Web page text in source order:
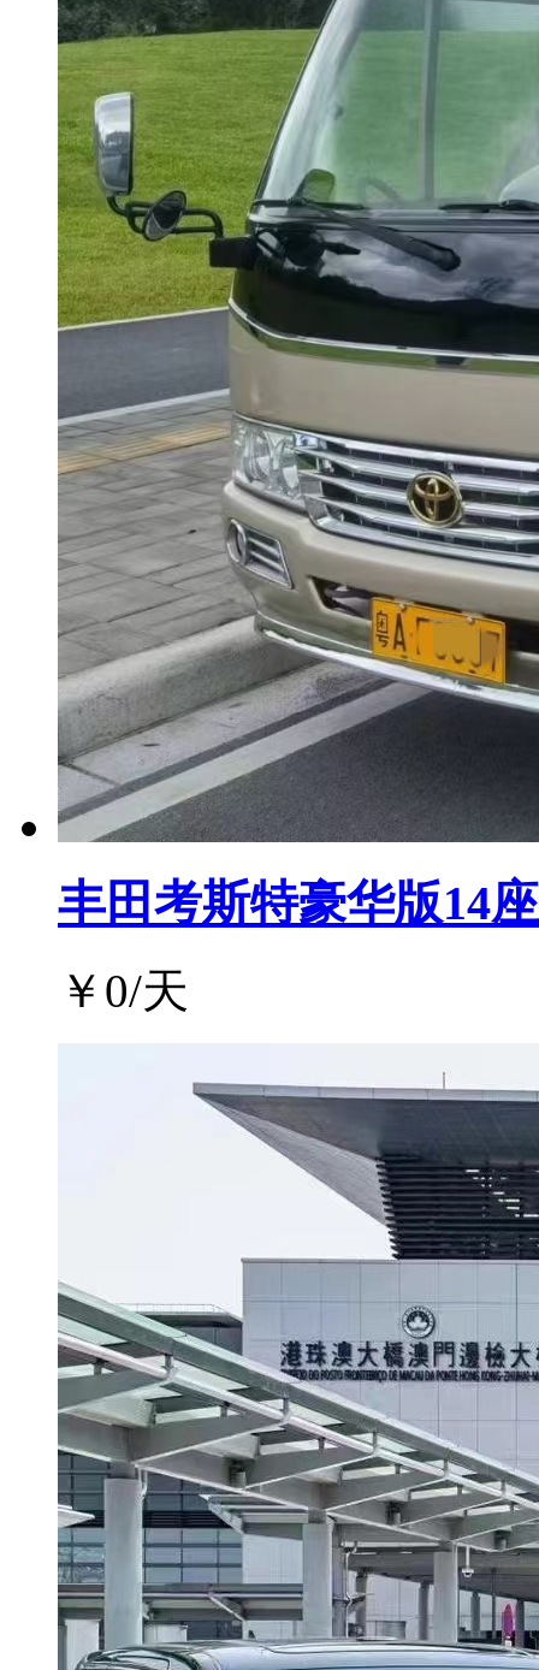
丰田考斯特豪华版14座
￥ 0/天